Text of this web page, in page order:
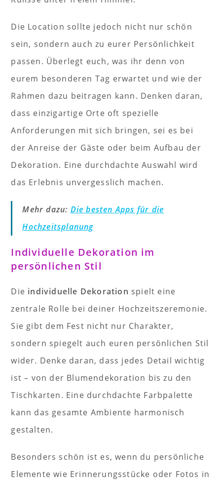
Die Location sollte jedoch nicht nur schön
sein, sondern auch zu eurer Persönlichkeit
passen. Überlegt euch, was ihr denn von
eurem besonderen Tag erwartet und wie der
Rahmen dazu beitragen kann. Denken daran,
dass einzigartige Orte oft spezielle
Anforderungen mit sich bringen, sei es bei
der Anreise der Gäste oder beim Aufbau der
Dekoration. Eine durchdachte Auswahl wird
das Erlebnis unvergesslich machen.
Mehr dazu: Die besten Apps für die
Hochzeitsplanung
Individuelle Dekoration im
persönlichen Stil
Die individuelle Dekoration spielt eine
zentrale Rolle bei deiner Hochzeitszeremonie.
Sie gibt dem Fest nicht nur Charakter,
sondern spiegelt auch euren persönlichen Stil
wider. Denke daran, dass jedes Detail wichtig
ist – von der Blumendekoration bis zu den
Tischkarten. Eine durchdachte Farbpalette
kann das gesamte Ambiente harmonisch
gestalten.
Besonders schön ist es, wenn du persönliche
Elemente wie Erinnerungsstücke oder Fotos in